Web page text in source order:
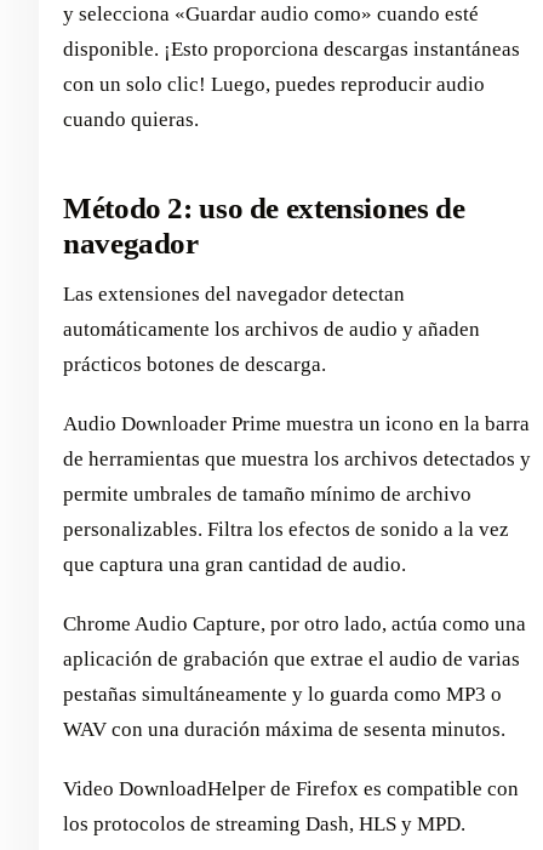
y selecciona «Guardar audio como» cuando esté
disponible. ¡Esto proporciona descargas instantáneas
con un solo clic! Luego, puedes reproducir audio
cuando quieras.
Método 2: uso de extensiones de
navegador
Las extensiones del navegador detectan
automáticamente los archivos de audio y añaden
prácticos botones de descarga.
Audio Downloader Prime muestra un icono en la barra
de herramientas que muestra los archivos detectados y
permite umbrales de tamaño mínimo de archivo
personalizables. Filtra los efectos de sonido a la vez
que captura una gran cantidad de audio.
Chrome Audio Capture, por otro lado, actúa como una
aplicación de grabación que extrae el audio de varias
pestañas simultáneamente y lo guarda como MP3 o
WAV con una duración máxima de sesenta minutos.
Video DownloadHelper de Firefox es compatible con
los protocolos de streaming Dash, HLS y MPD.